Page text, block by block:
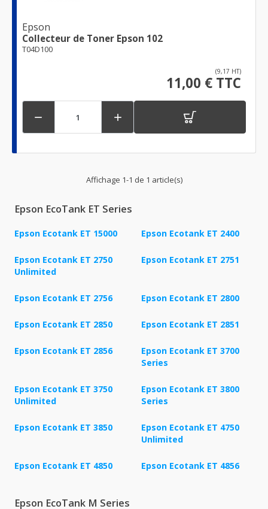
Epson
Collecteur de Toner Epson 102
T04D100
(9,17 HT)
11,00 € TTC
 
Affichage 1-1 de 1 article(s)
Epson EcoTank ET Series
Epson Ecotank ET 15000 Epson Ecotank ET 2400
Epson Ecotank ET 2750
Unlimited
Epson Ecotank ET 2751
Epson Ecotank ET 2756 Epson Ecotank ET 2800
Epson Ecotank ET 2850 Epson Ecotank ET 2851
Epson Ecotank ET 2856
Epson Ecotank ET 3700
Series
Epson Ecotank ET 3750
Unlimited
Epson Ecotank ET 3800
Series
Epson Ecotank ET 3850
Epson Ecotank ET 4750
Unlimited
Epson Ecotank ET 4850 Epson Ecotank ET 4856
Epson EcoTank M Series